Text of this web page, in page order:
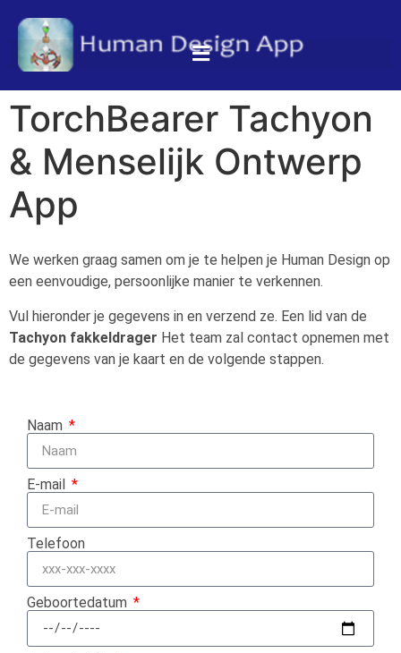
TorchBearer Tachyon
& Menselijk Ontwerp
App
We werken graag samen om je te helpen je Human Design op
een eenvoudige, persoonlijke manier te verkennen.
Vul hieronder je gegevens in en verzend ze. Een lid van de
Tachyon fakkeldrager Het team zal contact opnemen met
de gegevens van je kaart en de volgende stappen.
Naam
E-mail
Telefoon
Geboortedatum